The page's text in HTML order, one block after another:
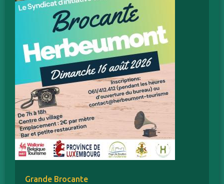
Grande Brocante